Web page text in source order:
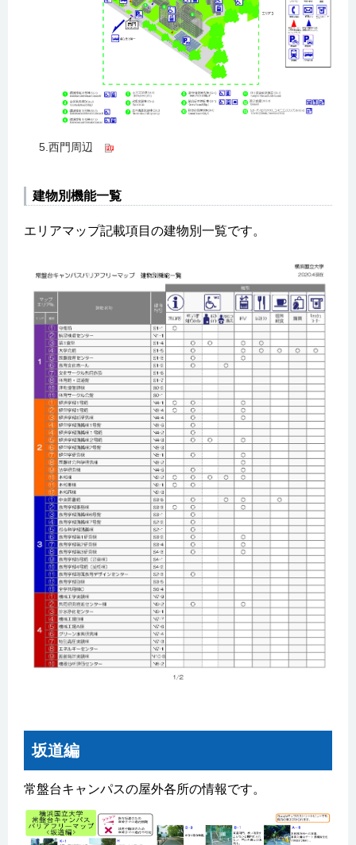
5.西門周辺
建物別機能一覧
エリアマップ記載項目の建物別一覧です。
坂道編
常盤台キャンパスの屋外各所の情報です。